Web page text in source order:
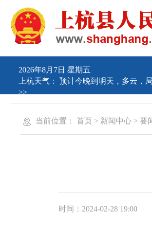
2026年8月7日 星期五
上杭天气： 预计今晚到明天，多云，
>>
当前位置： 首页 > 新闻中心 > 要
时间：2024-02-28 19:00